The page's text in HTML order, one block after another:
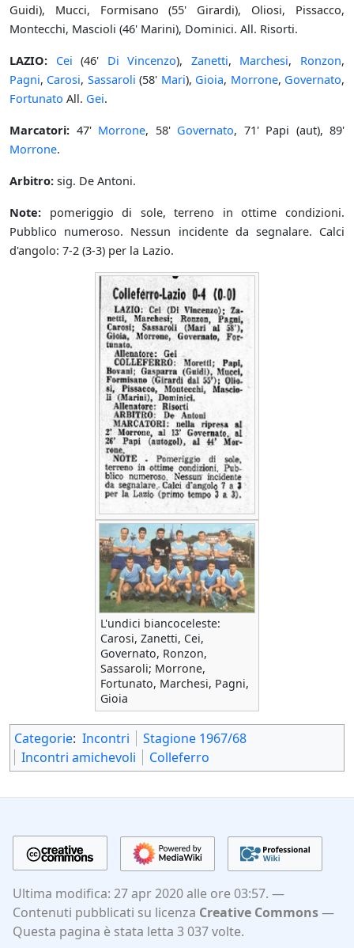
Guidi), Mucci, Formisano (55' Girardi), Oliosi, Pissacco,
Montecchi, Mascioli (46' Marini), Dominici. All. Risorti.
LAZIO: Cei (46' Di Vincenzo), Zanetti, Marchesi, Ronzon,
Pagni, Carosi, Sassaroli (58' Mari), Gioia, Morrone, Governato,
Fortunato All. Gei.
Marcatori: 47' Morrone, 58' Governato, 71' Papi (aut), 89'
Morrone.
Arbitro: sig. De Antoni.
Note: pomeriggio di sole, terreno in ottime condizioni.
Pubblico numeroso. Nessun incidente da segnalare. Calci
d'angolo: 7-2 (3-3) per la Lazio.
L'undici biancoceleste:
Carosi, Zanetti, Cei,
Governato, Ronzon,
Sassaroli; Morrone,
Fortunato, Marchesi, Pagni,
Gioia
Categorie: Incontri
Stagione 1967/68
Incontri amichevoli
Colleferro
Ultima modifica: 27 apr 2020 alle ore 03:57.
Contenuti pubblicati su licenza Creative Commons
Questa pagina è stata letta 3 037 volte.